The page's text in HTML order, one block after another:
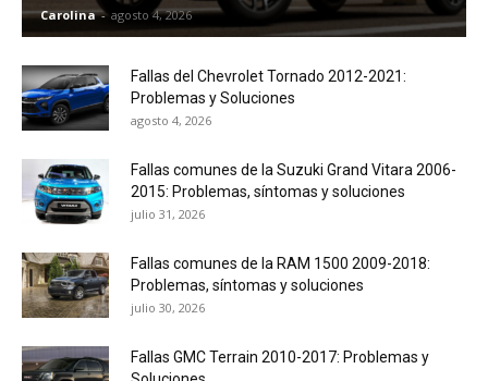
Carolina - agosto 4, 2026
Fallas del Chevrolet Tornado 2012-2021:
Problemas y Soluciones
agosto 4, 2026
Fallas comunes de la Suzuki Grand Vitara 2006-
2015: Problemas, síntomas y soluciones
julio 31, 2026
Fallas comunes de la RAM 1500 2009-2018:
Problemas, síntomas y soluciones
julio 30, 2026
Fallas GMC Terrain 2010-2017: Problemas y